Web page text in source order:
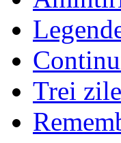
Trei